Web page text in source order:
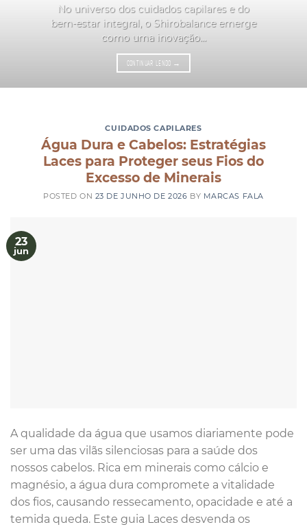
No universo dos cuidados capilares e do
bem-estar integral, o Shirobalance emerge
como uma inovação...
CONTINUAR LENDO →
CUIDADOS CAPILARES
Água Dura e Cabelos: Estratégias
Laces para Proteger seus Fios do
Excesso de Minerais
POSTED ON 23 DE JUNHO DE 2026 BY MARCAS FALA
23
jun
A qualidade da água que usamos diariamente pode
ser uma das vilãs silenciosas para a saúde dos
nossos cabelos. Rica em minerais como cálcio e
magnésio, a água dura compromete a vitalidade
dos fios, causando ressecamento, opacidade e até a
temida queda. Este guia Laces desvenda os